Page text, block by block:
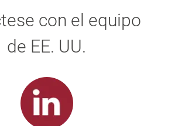
con el equipo
de EE. UU.